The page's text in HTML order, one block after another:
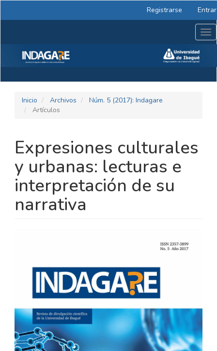
lateral
Registrarse Entrar
Inicio Archivos
Núm. 5 (2017): Indagare
Artículos
Expresiones culturales
y urbanas: lecturas e
interpretación de su
narrativa
ARTÍCULO